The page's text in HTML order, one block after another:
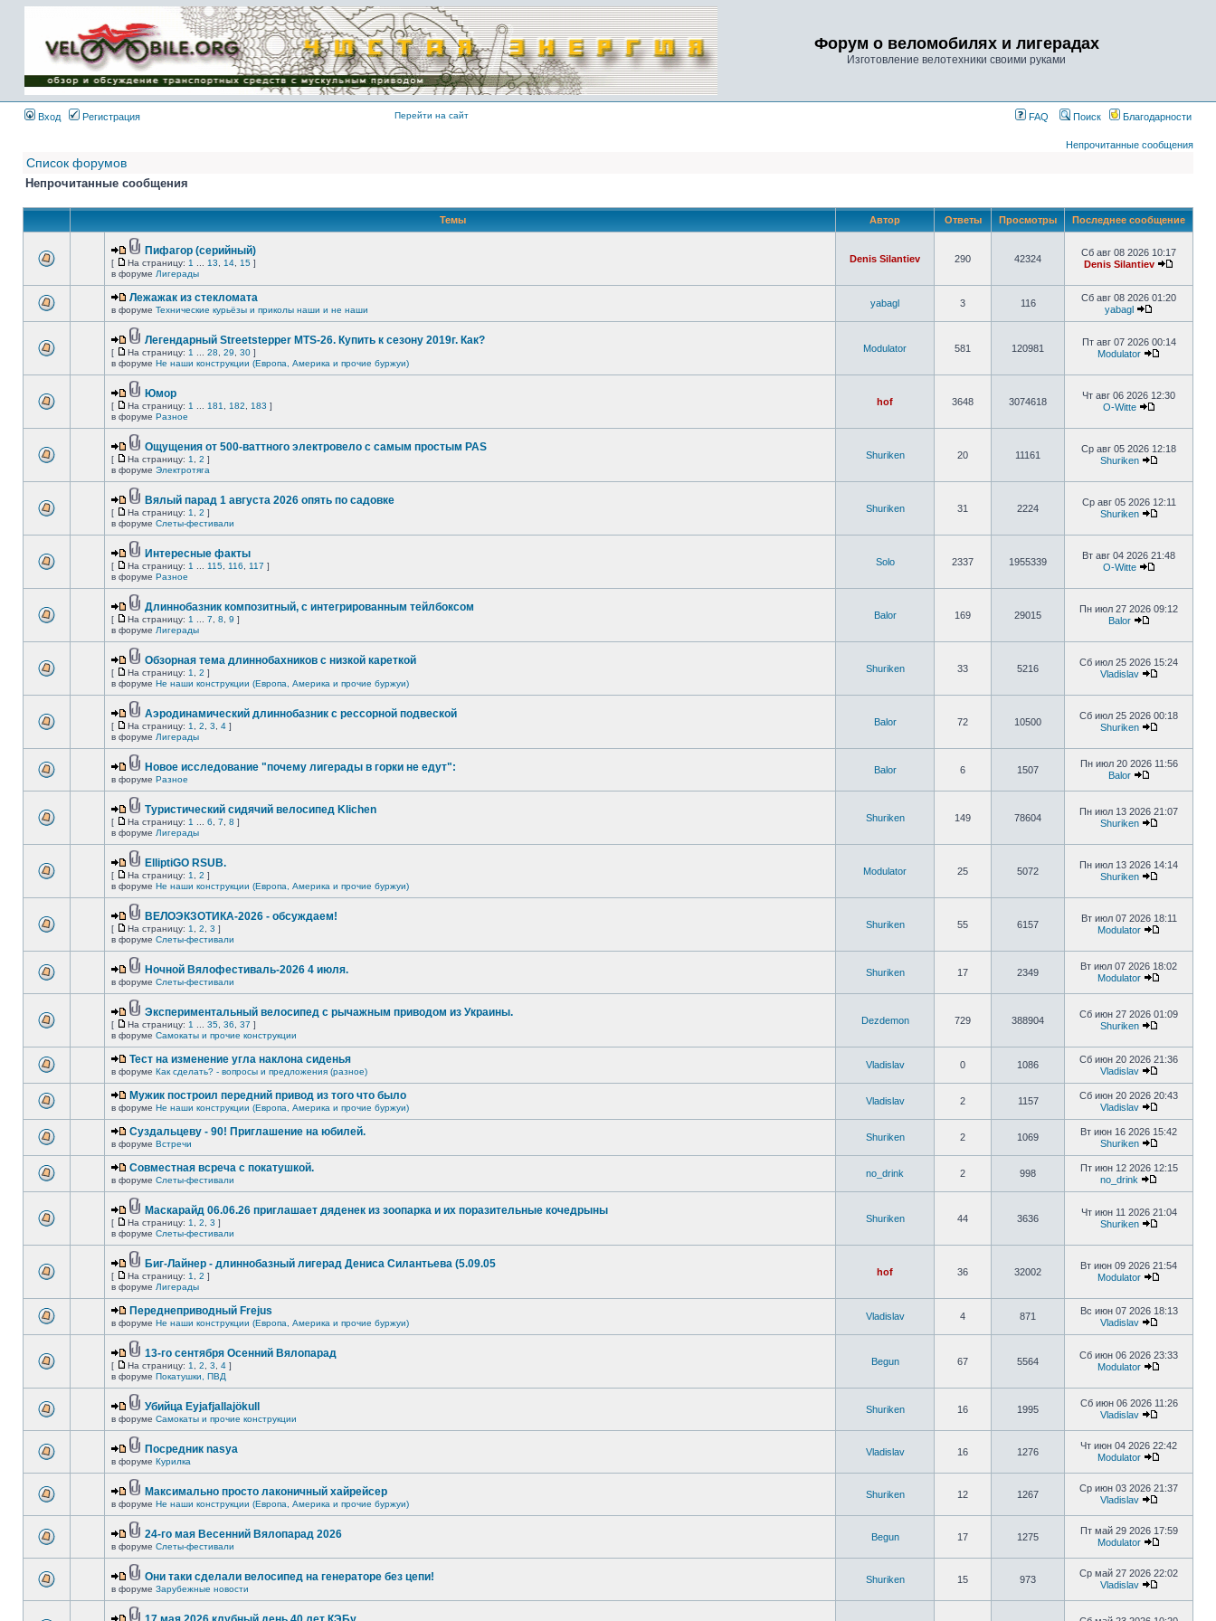
Имя пользователя:
Пароль:
{ LOG_ME_IN_SHORT
}
Форум о веломобилях и лигерадах
Изготовление велотехники своими руками
Вход Регистрация Перейти на сайт FAQ Поиск Благодарности
Непрочитанные сообщения
Список форумов
Непрочитанные сообщения
Темы Автор Ответы Просмотры Последнее сообщение
Пифагор (серийный)
[ На страницу: 1 13 14 15 ]
в форуме Лигерады
Denis Silantiev 290 42324
Сб авг 08 2026 10:17
Denis Silantiev
Лежажак из стекломата
в форуме Технические курьёзы и приколы наши и не наши
yabagl 3 116
Сб авг 08 2026 01:20
yabagl
Легендарный Streetstepper MTS-26. Купить к сезону 2019г. Как?
[ На страницу: 1 28 29 30 ]
в форуме Не наши конструкции (Европа, Америка и прочие буржуи)
Modulator 581 120981
Пт авг 07 2026 00:14
Modulator
Юмор
[ На страницу: 1 181 182 183 ]
в форуме Разное
hof 3648 3074618
Чт авг 06 2026 12:30
O-Witte
Ощущения от 500-ваттного электровело с самым простым PAS
[ На страницу: 1 2 ]
в форуме Электротяга
Shuriken 20 11161
Ср авг 05 2026 12:18
Shuriken
Вялый парад 1 августа 2026 опять по садовке
[ На страницу: 1 2 ]
в форуме Слеты-фестивали
Shuriken 31 2224
Ср авг 05 2026 12:11
Shuriken
Интересные факты
[ На страницу: 1 115 116 117 ]
в форуме Разное
Solo 2337 1955339
Вт авг 04 2026 21:48
O-Witte
Длиннобазник композитный, с интегрированным тейлбоксом
[ На страницу: 1 7 8 9 ]
в форуме Лигерады
Balor 169 29015
Пн июл 27 2026 09:12
Balor
Обзорная тема длиннобахников с низкой кареткой
[ На страницу: 1 2 ]
в форуме Не наши конструкции (Европа, Америка и прочие буржуи)
Shuriken 33 5216
Сб июл 25 2026 15:24
Vladislav
Аэродинамический длиннобазник с рессорной подвеской
[ На страницу: 1 2 3 4 ]
в форуме Лигерады
Balor 72 10500
Сб июл 25 2026 00:18
Shuriken
Новое исследование "почему лигерады в горки не едут":
в форуме Разное
Balor 6 1507
Пн июл 20 2026 11:56
Balor
Туристический сидячий велосипед Klichen
[ На страницу: 1 6 7 8 ]
в форуме Лигерады
Shuriken 149 78604
Пн июл 13 2026 21:07
Shuriken
ElliptiGO RSUB.
[ На страницу: 1 2 ]
в форуме Не наши конструкции (Европа, Америка и прочие буржуи)
Modulator 25 5072
Пн июл 13 2026 14:14
Shuriken
ВЕЛОЭКЗОТИКА-2026 - обсуждаем!
[ На страницу: 1 2 3 ]
в форуме Слеты-фестивали
Shuriken 55 6157
Вт июл 07 2026 18:11
Modulator
Ночной Вялофестиваль-2026 4 июля.
в форуме Слеты-фестивали
Shuriken 17 2349
Вт июл 07 2026 18:02
Modulator
Экспериментальный велосипед с рычажным приводом из Украины.
[ На страницу: 1 35 36 37 ]
в форуме Самокаты и прочие конструкции
Dezdemon 729 388904
Сб июн 27 2026 01:09
Shuriken
Тест на изменение угла наклона сиденья
в форуме Как сделать? - вопросы и предложения (разное)
Vladislav 0 1086
Сб июн 20 2026 21:36
Vladislav
Мужик построил передний привод из того что было
в форуме Не наши конструкции (Европа, Америка и прочие буржуи)
Vladislav 2 1157
Сб июн 20 2026 20:43
Vladislav
Суздальцеву - 90! Приглашение на юбилей.
в форуме Встречи
Shuriken 2 1069
Вт июн 16 2026 15:42
Shuriken
Совместная всреча с покатушкой.
в форуме Слеты-фестивали
no_drink 2 998
Пт июн 12 2026 12:15
no_drink
Маскарайд 06.06.26 приглашает дяденек из зоопарка и их поразительные кочедрыны
[ На страницу: 1 2 3 ]
в форуме Слеты-фестивали
Shuriken 44 3636
Чт июн 11 2026 21:04
Shuriken
Биг-Лайнер - длиннобазный лигерад Дениса Силантьева (5.09.05
[ На страницу: 1 2 ]
в форуме Лигерады
hof 36 32002
Вт июн 09 2026 21:54
Modulator
Переднеприводный Frejus
в форуме Не наши конструкции (Европа, Америка и прочие буржуи)
Vladislav 4 871
Вс июн 07 2026 18:13
Vladislav
13-го сентября Осенний Вялопарад
[ На страницу: 1 2 3 4 ]
в форуме Покатушки, ПВД
Begun 67 5564
Сб июн 06 2026 23:33
Modulator
Убийца Eyjafjallajökull
в форуме Самокаты и прочие конструкции
Shuriken 16 1995
Сб июн 06 2026 11:26
Vladislav
Посредник nasya
в форуме Курилка
Vladislav 16 1276
Чт июн 04 2026 22:42
Modulator
Максимально просто лаконичный хайрейсер
в форуме Не наши конструкции (Европа, Америка и прочие буржуи)
Shuriken 12 1267
Ср июн 03 2026 21:37
Vladislav
24-го мая Весенний Вялопарад 2026
в форуме Слеты-фестивали
Begun 17 1275
Пт май 29 2026 17:59
Modulator
Они таки сделали велосипед на генераторе без цепи!
в форуме Зарубежные новости
Shuriken 15 973
Ср май 27 2026 22:02
Vladislav